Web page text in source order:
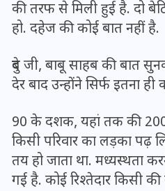
की तरफ से मिली हुई है. दो
हो. दहेज की कोई बात नहीं है.
दुबे जी, बाबू साहब की बात
देर बाद उन्होंने सिर्फ इतना
90 के दशक, यहां तक की
किसी परिवार का लड़का
तय हो जाता था. मध्यस्थता
गई है. कोई रिश्तेदार किसी
भारत में
अड़चन: डेटा
स्पेक्ट्रम की